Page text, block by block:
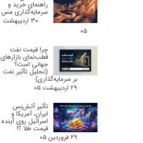
راهنمای خرید و
سرمایه‌گذاری مس
۳۰ اردیبهشت
۰۵
چرا قیمت نفت
قطب‌نمای بازارهای
جهانی است؟
(تحلیل تأثیر نفت
بر سرمایه‌گذاری)
۲۹ اردیبهشت ۰۵
تأثیر آتش‌بس
ایران، آمریکا و
اسرائیل روی آینده
قیمت طلا ؟!
۲۹ فروردین ۰۵